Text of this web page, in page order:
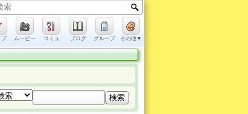
プ ムービー コミュ ブログ グループ その他▼